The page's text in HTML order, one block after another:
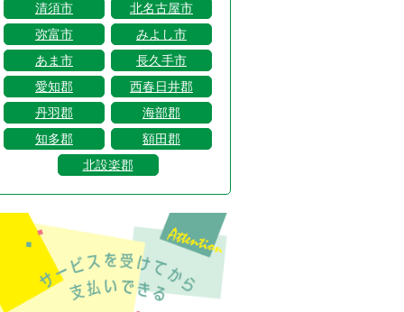
清須市
北名古屋市
弥富市
みよし市
あま市
長久手市
愛知郡
西春日井郡
丹羽郡
海部郡
知多郡
額田郡
北設楽郡